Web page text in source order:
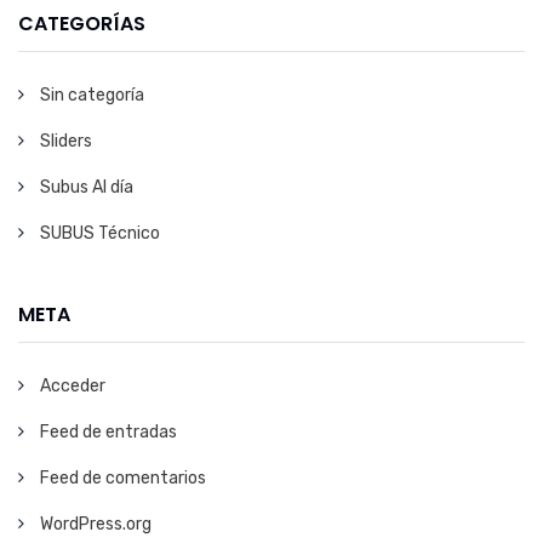
CATEGORÍAS
Sin categoría
Sliders
Subus Al día
SUBUS Técnico
META
Acceder
Feed de entradas
Feed de comentarios
WordPress.org